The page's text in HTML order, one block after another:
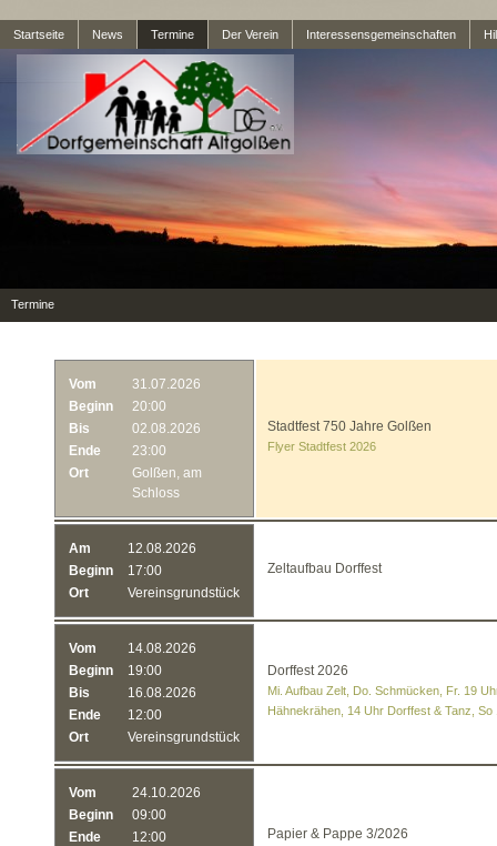
Startseite News Termine Der Verein Interessensgemeinschaften
Termine
Vom
31.07.2026
Beginn
20:00
Bis
02.08.2026
Ende
23:00
Ort
Golßen, am
Schloss
Stadtfest 750 Jahre Golßen
Flyer Stadtfest 2026
Am
12.08.2026
Beginn
17:00
Ort
Vereinsgrundstück
Zeltaufbau Dorffest
Vom
14.08.2026
Beginn
19:00
Bis
16.08.2026
Ende
12:00
Ort
Vereinsgrundstück
Dorffest 2026
Mi. Aufbau Zelt, Do. Schmücken, Fr. 19
Hähnekrähen, 14 Uhr Dorffest & Tanz,
Vom
24.10.2026
Beginn
09:00
Ende
12:00
Papier & Pappe 3/2026